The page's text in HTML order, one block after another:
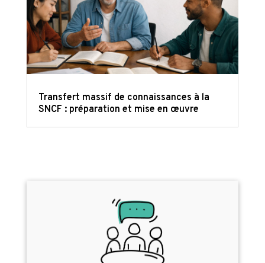
Transfert massif de connaissances à la
SNCF : préparation et mise en œuvre